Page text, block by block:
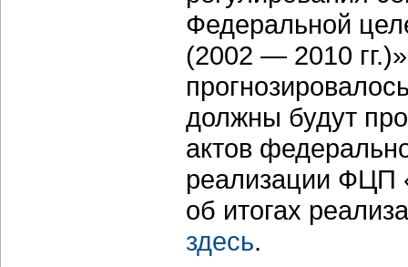
Федеральной
(2002 — 2010
должны будут
актов
реализации ФЦП
об итогах
здесь.